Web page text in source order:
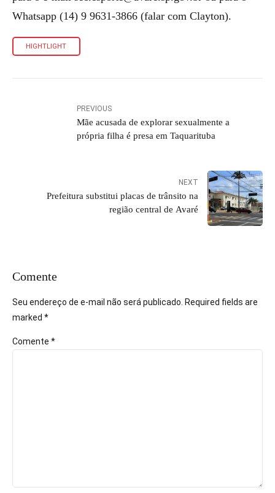
Whatsapp (14) 9 9631-3866 (falar com Clayton).
HIGHTLIGHT
PREVIOUS
Mãe acusada de explorar sexualmente a
própria filha é presa em Taquarituba
NEXT
Prefeitura substitui placas de trânsito na
região central de Avaré
Comente
Seu endereço de e-mail não será publicado. Required fields are
marked *
Comente *